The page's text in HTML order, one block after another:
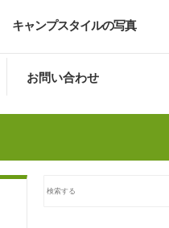
キャンプスタイルの写真
お問い合わせ